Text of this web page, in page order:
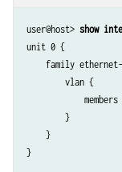
user@host> show
unit 0 {
family
        vlan {
members
        }
    }
}